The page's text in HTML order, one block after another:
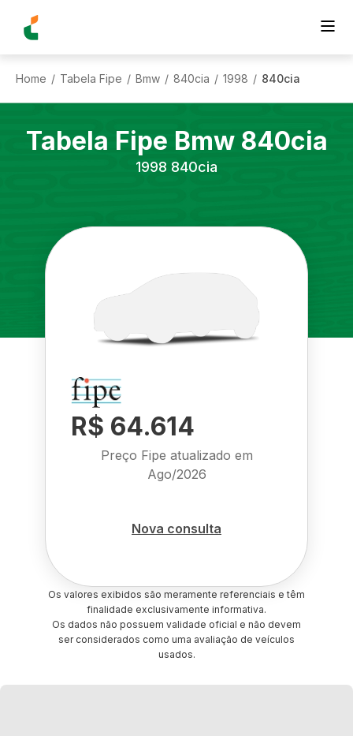
Home / Tabela Fipe / Bmw / 840cia / 1998 / 840cia
Tabela Fipe Bmw 840cia
1998 840cia
R$ 64.614
Preço Fipe atualizado em
Ago/2026
Nova consulta
Os valores exibidos são meramente referenciais e têm
finalidade exclusivamente informativa.
Os dados não possuem validade oficial e não devem
ser considerados como uma avaliação de veículos
usados.